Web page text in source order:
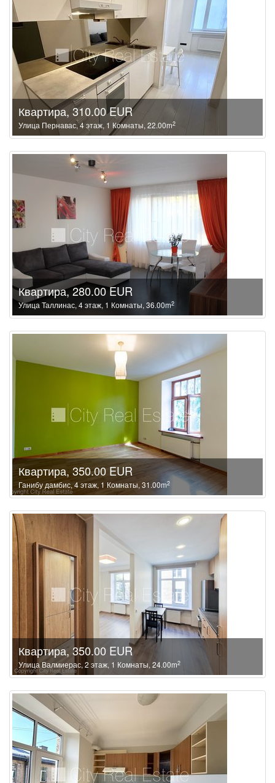
Квартира, 310.00 EUR
Улица Пернавас, 4 этаж, 1 Комнаты, 22.00m2
Квартира, 280.00 EUR
Улица Таллинас, 4 этаж, 1 Комнаты, 36.00m2
Квартира, 350.00 EUR
Ганибу дамбис, 4 этаж, 1 Комнаты, 31.00m2
Квартира, 350.00 EUR
Улица Валмиерас, 2 этаж, 1 Комнаты, 24.00m2